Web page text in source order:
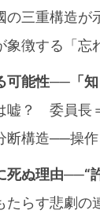
の三重構造が
象徴する「忘
可能性──「
嘘？ 委員長
断構造──操
死ぬ理由──“
たらす悲劇の